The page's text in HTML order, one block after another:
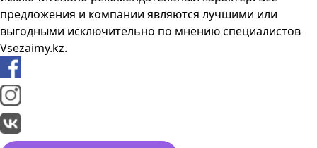
предложения и компании являются лучшими или
выгодными исключительно по мнению специалистов
Vsezaimy.kz.